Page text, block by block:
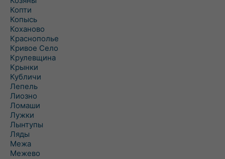
Копти
Копысь
Коханово
Краснополье
Кривое Село
Крулевщина
Крынки
Кубличи
Лепель
Лиозно
Ломаши
Лужки
Лынтупы
Ляды
Межа
Межево